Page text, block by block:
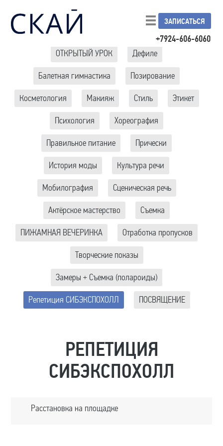
+7924-606-6060
ЗАПИСАТЬСЯ
ОТКРЫТЫЙ УРОК Дефиле
Балетная гимнастика Позирование
Косметология Макияж Стиль Этикет
Психология Хореография
Правильное питание Прически
История моды Культура речи
Мобилография Сценическая речь
Актёрское мастерство Съемка
ПИЖАМНАЯ ВЕЧЕРИНКА Отработка пропусков
Творческие показы
Замеры + Съемка (полароиды)
Репетиция СИБЭКСПОХОЛЛ ПОСВЯЩЕНИЕ
РЕПЕТИЦИЯ
СИБЭКСПОХОЛЛ
Расстановка на площадке